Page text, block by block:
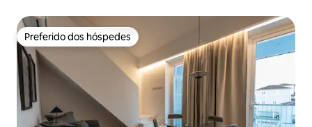
Preferido dos hóspedes
Preferido dos hóspedes